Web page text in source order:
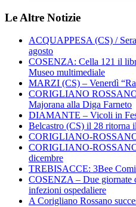
Le Altre Notizie
ACQUAPPESA (CS) /
agosto
COSENZA: Cella 121 il
Museo multimediale
MARZI (CS) – Venerdì
CORIGLIANO
Majorana alla Diga Farneto
DIAMANTE – Vicoli in
Belcastro (CS) il 28 ritorna
CORIGLIANO-
CORIGLIANO-
dicembre
TREBISACCE: 3Bee
COSENZA – Due giornate
infezioni ospedaliere
A Corigliano Rossano